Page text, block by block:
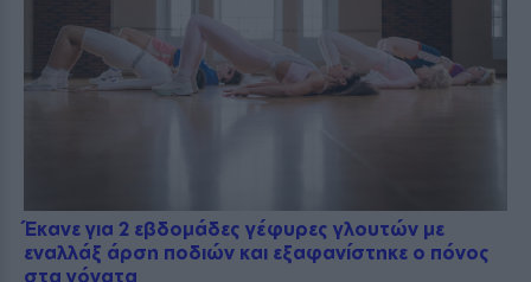
Έκανε για 2 εβδομάδες γέφυρες γλουτών με
εναλλάξ άρση ποδιών και εξαφανίστηκε ο πόνος
στα γόνατα